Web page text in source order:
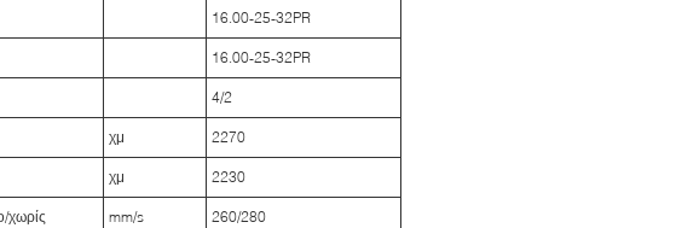
16.00-25-32PR
16.00-25-32PR
4/2
χμ 2270
χμ 2230
χωρίς
mm/s 260/280